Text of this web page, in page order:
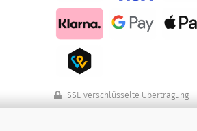
SSL-verschlüsselte Übertragung